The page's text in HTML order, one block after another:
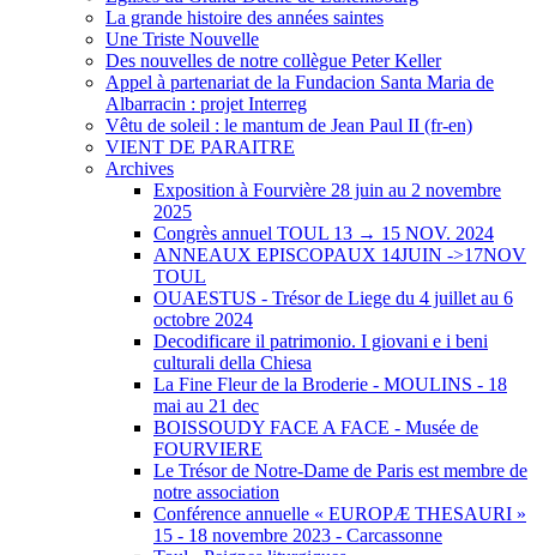
La grande histoire des années saintes
Une Triste Nouvelle
Des nouvelles de notre collègue Peter Keller
Appel à partenariat de la Fundacion Santa Maria de
Albarracin : projet Interreg
Vêtu de soleil : le mantum de Jean Paul II (fr-en)
VIENT DE PARAITRE
Archives
Exposition à Fourvière 28 juin au 2 novembre
2025
Congrès annuel TOUL 13 → 15 NOV. 2024
ANNEAUX EPISCOPAUX 14JUIN ->17NOV
TOUL
OUAESTUS - Trésor de Liege du 4 juillet au 6
octobre 2024
Decodificare il patrimonio. I giovani e i beni
culturali della Chiesa
La Fine Fleur de la Broderie - MOULINS - 18
mai au 21 dec
BOISSOUDY FACE A FACE - Musée de
FOURVIERE
Le Trésor de Notre-Dame de Paris est membre de
notre association
Conférence annuelle « EUROPÆ THESAURI »
15 ‐ 18 novembre 2023 - Carcassonne